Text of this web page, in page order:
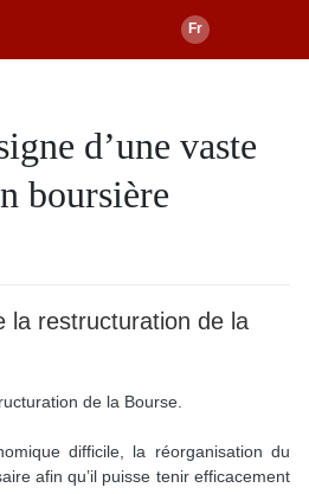
d’une vaste
boursière
la restructuration de la
de la Bourse.
difficile, la réorganisation du
afin qu’il puisse tenir efficacement